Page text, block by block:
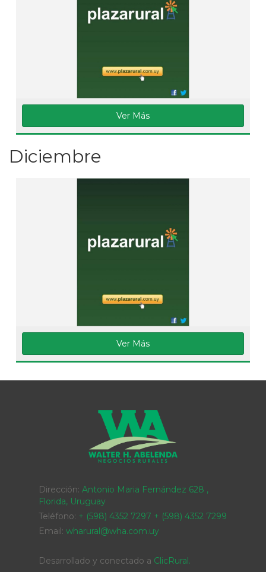
Ver Más
Diciembre
Ver Más
Dirección: Antonio Maria Fernández 628 ,
Florida, Uruguay
Teléfono: + (598) 4352 7297 + (598) 4352 7299
Email: wharural@wha.com.uy
Desarrollado y conectado a ClicRural.